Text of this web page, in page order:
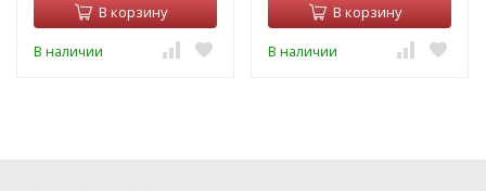
В корзину
В наличии
В корзину
В наличии